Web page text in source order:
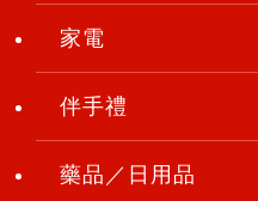
家電
伴手禮
藥品／日用品